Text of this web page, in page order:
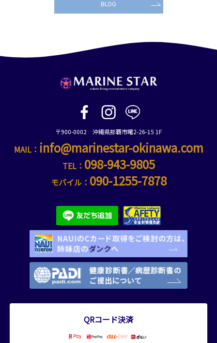
BLOG
〒900-0002 沖縄県那覇市曙2-26-15 1F
MAIL： info@marinestar-okinawa.com
TEL： 098-943-9805
モバイル： 090-1255-7878
QRコード決済